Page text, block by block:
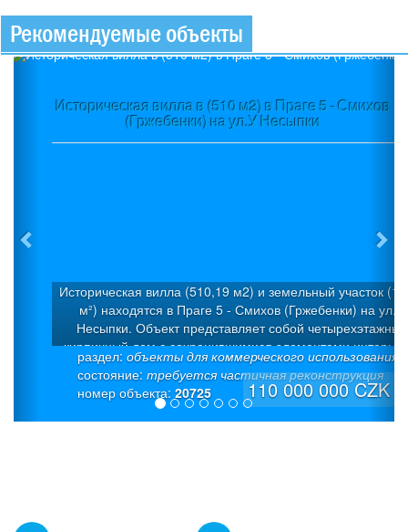
Рекомендуемые объекты
Историческая вилла в (510 м2) в Праге 5 - Смихов
(Гржебенки) на ул.У Несыпки
раздел: объекты для коммерческого использования
состояние: требуется частичная реконструкция
номер объекта: 20725
Историческая вилла (510,19 м2) и земельный участок (1
м²) находятся в Праге 5 - Смихов (Гржебенки) на ул.У
Несыпки. Объект представляет собой четырехэтажный
кирпичный дом с сохранившимися элементами
Дом был построен в 1925 г. в стиле «модерн» как
вилла с 5 квартирами. Была проведена капитальная
дорогостоящая реконструкция. Полезная площадь:
(из которых 50 м² – полуподвал + 50 м² - подвал). На
разводка мультимедиа (интернет и ТВ-розетки в
110 000 000 CZK
Previous